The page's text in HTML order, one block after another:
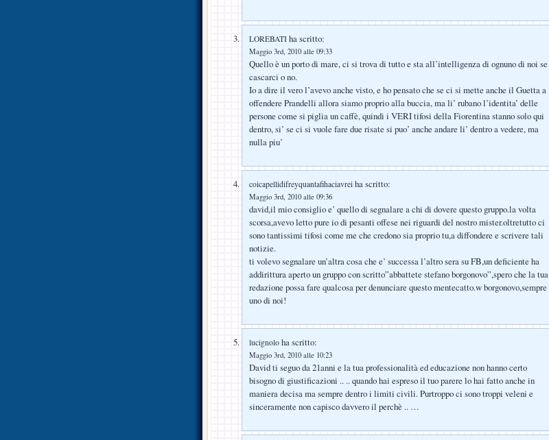
LOREBATI ha scritto:
Maggio 3rd, 2010 alle 09:33
Quello è un porto di mare, ci si trova di tutto e sta all’intelligenza di ognuno di noi se
cascarci o no.
Io a dire il vero l’avevo anche visto, e ho pensato che se ci si mette anche il Guetta a
offendere Prandelli allora siamo proprio alla buccia, ma li’ rubano l’identita’ delle
persone come si piglia un caffè, quindi i VERI tifosi della Fiorentina stanno solo qui
dentro, si’ se ci si vuole fare due risate si puo’ anche andare li’ dentro a vedere, ma
nulla piu’
coicapellidifreyquantafihaciavrei ha scritto:
Maggio 3rd, 2010 alle 09:36
david,il mio consiglio e’ quello di segnalare a chi di dovere questo gruppo.la volta
scorsa,avevo letto pure io di pesanti offese nei riguardi del nostro mister.oltretutto ci
sono tantissimi tifosi come me che credono sia proprio tu,a diffondere e scrivere tali
notizie.
ti volevo segnalare un’altra cosa che e’ successa l’altro sera su FB,un deficiente ha
addirittura aperto un gruppo con scritto”abbattete stefano borgonovo”,spero che la tua
redazione possa fare qualcosa per denunciare questo mentecatto.w borgonovo,sempre
uno di noi!
lucignolo ha scritto:
Maggio 3rd, 2010 alle 10:23
David ti seguo da 21anni e la tua professionalità ed educazione non hanno certo
bisogno di giustificazioni .. .. quando hai espreso il tuo parere lo hai fatto anche in
maniera decisa ma sempre dentro i limiti civili. Purtroppo ci sono troppi veleni e
sinceramente non capisco davvero il perchè .. …